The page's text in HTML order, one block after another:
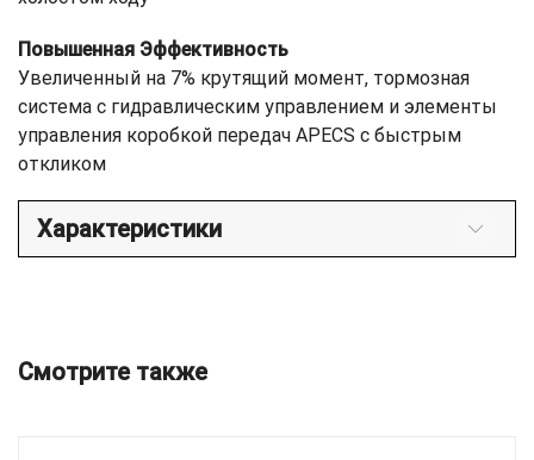
Повышенная Эффективность
Увеличенный на 7% крутящий момент, тормозная
система с гидравлическим управлением и элементы
управления коробкой передач APECS с быстрым
откликом
Характеристики
Смотрите также